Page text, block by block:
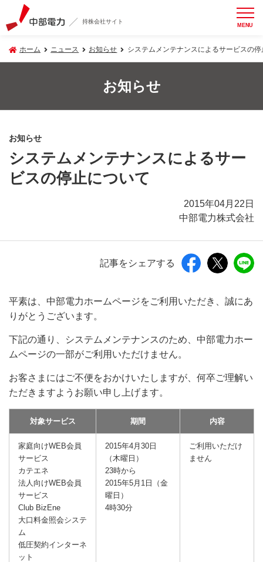
持株会社サイト MENU
ホーム ニュース お知らせ システムメンテナンスによるサービスの
お知らせ
お知らせ
システムメンテナンスによるサー
ビスの停止について
2015年04月22日
中部電力株式会社
記事をシェアする
平素は、中部電力ホームページをご利用いただき、誠にあ
りがとうございます。
下記の通り、システムメンテナンスのため、中部電力ホー
ムページの一部がご利用いただけません。
お客さまにはご不便をおかけいたしますが、何卒ご理解い
ただきますようお願い申し上げます。
対象サービス 期間 内容
家庭向けWEB会員
サービス
カテエネ
法人向けWEB会員
サービス
Club BizEne
大口料金照会システ
ム
低圧契約インターネ
ット
2015年4月30日
（木曜日）
23時から
2015年5月1日（金
曜日）
4時30分
ご利用いただけ
ません